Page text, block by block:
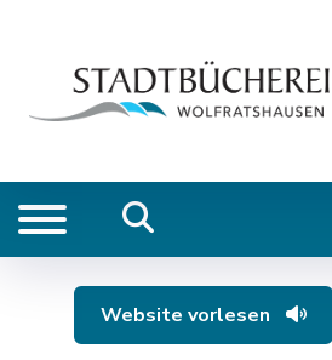
Website vorlesen